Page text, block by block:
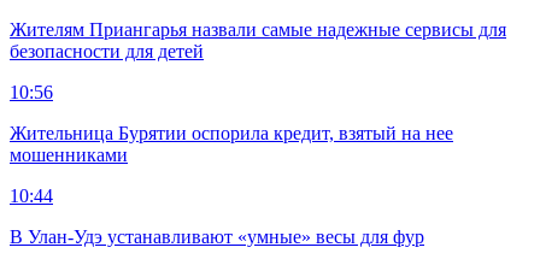
Жителям Приангарья назвали самые надежные сервисы для
безопасности для детей
10:56
Жительница Бурятии оспорила кредит, взятый на нее
мошенниками
10:44
В Улан-Удэ устанавливают «умные» весы для фур